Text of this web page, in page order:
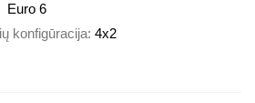
Euro 6
konfigūracija 4x2